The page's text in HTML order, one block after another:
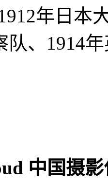
年日本
队、1914
中国摄